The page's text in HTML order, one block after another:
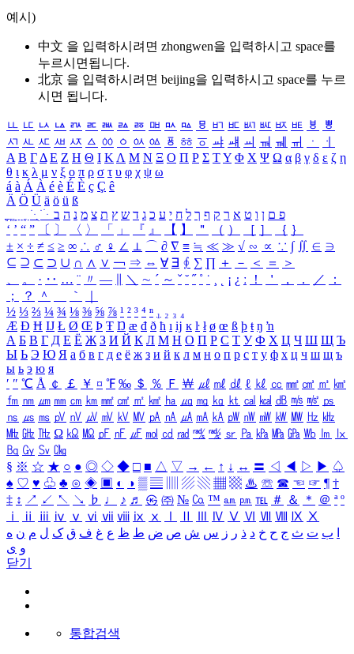
예시)
中文 을 입력하시려면 zhongwen을 입력하시고 space를
누르시면됩니다.
北京 을 입력하시려면 beijing을 입력하시고 space를 누르
시면 됩니다.
ㅥ ㅦ ㅧ ㅨ ㅩ ㅪ ㅫ ㅬ ㅭ ㅮ ㅯ ㅰ ㅱ ㅲ ㅳ ㅴ ㅵ ㅶ ㅷ ㅸ
ㅹ
ㅺ ㅻ ㅼ ㅽ ㅾ ㅿ ㆀ ㆁ ㆂ ㆃ ㆄ ㆅ ㆆ ㆇ ㆈ ㆉ ㆊ ㆋ ㆌ ㆍ
ㆎ
Α Β ΓΔ Ε Ζ Η Θ Ι ΚΛ Μ Ν Ξ Ο Π Ρ Σ ΤΥ Φ Χ Ψ Ω α β γ δ ε ζ η
θ ι κ λ μ ν ξ ο π ρ σ τ υ φ χ ψ ω
á à Á À é è É È ç Ç ê
Ä Ö Ü ä ö ü ß
ִֶֹ ֻּ ׁׂ פ ם ן ו ט א ר ק ף ך ל ח י ע כ ג ד ש ץ ת צ מ נ ה ב
‘ ’ “ ” 〔 〕 〈 〉 「 」 『 』 【 】 ＂ （ ） ［ ］ ｛ ｝
± × ÷ ≠ ≤ ≥ ∞ ∴ ♂ ♀ ∠ ⊥ ⌒ ∂ ∇ ≡ ≒ ≪ ≫ √ ∽ ∝ ∵ ∫ ∬ ∈ ∋
⊆ ⊇ ⊂ ⊃ ∪ ∩ ∧ ∨ ￢ ⇒ ⇔ ∀ ∃ ∮ ∑ ∏ ＋ － ＜ ＝
＞
、
。 · ‥ … ¨ 〃 ― ＼ ∼ ´ ～ ˇ ˘ ˝ ˚ ˙ ¸ ¡ ¿ ː ！ ＇ ， ． ／
：
；
？ ＾ ｀
½ ⅓ ⅔ ¼ ¾ ⅛ ⅜ ⅝ ⅞ ¹ ² ³ ⁴ ⁿ ₁ ₂ ₃ ₄
Æ Ð Ħ Ĳ Ł Ø Œ Þ Ŧ Ŋ æ đ ð ħ ı ĳ ĸ ŀ ł ø œ ß þ ŧ ŋ ŉ
А Б В Г Д Е Ё Ж З И Й К Л М Н О П Р С Т У Ф Х Ц Ч Ш Щ Ъ
Ы Ь Э Ю Я а б в г д е ё ж з и й к л м н о п р с т у ф х ц ч ш щ ъ
ы ь э ю я
′ ″ ℃ Å ￠ ￡ ￥ ¤ ℉ ‰ ＄ ％ Ｆ ￦ ㎕ ㎖ ㎗ ℓ ㎘ ㏄ ㎣ ㎤ ㎥ ㎦
㎙ ㎚ ㎛ ㎜ ㎝ ㎞ ㎟ ㎠ ㎡ ㎢ ㏊ ㎍ ㎎ ㎏ ㏏ ㎈ ㎉ ㏈ ㎧ ㎨ ㎰
㎱ ㎲ ㎳ ㎴ ㎵ ㎶ ㎷ ㎸ ㎹ ㎀ ㎁ ㎂ ㎃ ㎄ ㎺ ㎻ ㎽ ㎾ ㎿ ㎐ ㎑
㎒ ㎓ ㎔ Ω ㏀ ㏁ ㎊ ㎋ ㎌ ㏖ ㏅ ㎭ ㎮ ㎯ ㏛ ㎩ ㎪ ㎫ ㎬ ㏝ ㏐
㏓
㏃ ㏉ ㏜ ㏆
§ ※ ☆ ★ ○ ● ◎ ◇ ◆ □ ■ △ ▽ → ← ↑ ↓ ↔ 〓 ◁ ◀ ▷ ▶ ♤
♠ ♡ ♥ ♧ ♣ ⊙ ◈ ▣ ◐ ◑ ▒ ▤ ▨ ▧ ▦ ▩ ♨ ☏ ☎ ☜ ☞ ¶ †
‡ ↕ ↗ ↙ ↖ ↘ ♭ ♩ ♪ ♬ ㉿ ㈜ № ㏇ ™ ㏂ ㏘ ℡ ＃ ＆ ＊ ＠ ª º
ⅰ
ⅱ ⅲ ⅳ ⅴ ⅵ ⅶ ⅷ ⅸ ⅹ Ⅳ Ⅴ Ⅵ Ⅶ Ⅷ Ⅸ Ⅹ
ب ت ث ج ح خ د ذ ر ز س ش ص ض ط ظ ع غ ف ق ک ل م ن ه
و ی
닫기
통합검색